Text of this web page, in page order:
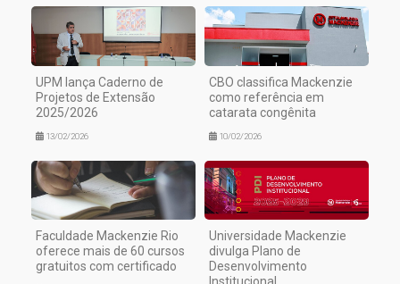
UPM lança Caderno de
Projetos de Extensão
2025/2026
13/02/2026
CBO classifica Mackenzie
como referência em
catarata congênita
10/02/2026
Faculdade Mackenzie Rio
oferece mais de 60 cursos
gratuitos com certificado
Universidade Mackenzie
divulga Plano de
Desenvolvimento